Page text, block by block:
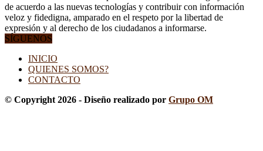
de acuerdo a las nuevas tecnologías y contribuir con información
veloz y fidedigna, amparado en el respeto por la libertad de
expresión y al derecho de los ciudadanos a informarse.
SÍGUENOS
INICIO
QUIENES SOMOS?
CONTACTO
© Copyright 2026 - Diseño realizado por Grupo OM